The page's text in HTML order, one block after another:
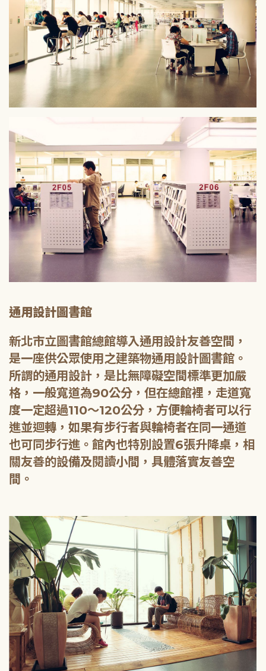
通用設計圖書館
新北市立圖書館總館導入通用設計友善空間，
是一座供公眾使用之建築物通用設計圖書館。
所謂的通用設計，是比無障礙空間標準更加嚴
格，一般寬道為90公分，但在總館裡，走道寬
度一定超過110～120公分，方便輪椅者可以行
進並迴轉，如果有步行者與輪椅者在同一通道
也可同步行進。館內也特別設置6張升降桌，相
關友善的設備及閱讀小間，具體落實友善空
間。